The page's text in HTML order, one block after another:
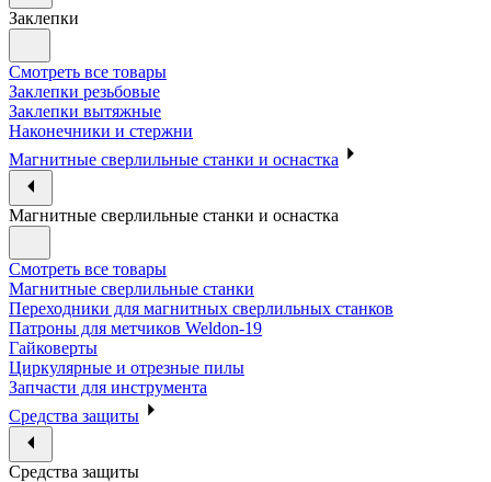
Заклепки
Смотреть все товары
Заклепки резьбовые
Заклепки вытяжные
Наконечники и стержни
Магнитные сверлильные станки и оснастка
Магнитные сверлильные станки и оснастка
Смотреть все товары
Магнитные сверлильные станки
Переходники для магнитных сверлильных станков
Патроны для метчиков Weldon-19
Гайковерты
Циркулярные и отрезные пилы
Запчасти для инструмента
Средства защиты
Средства защиты